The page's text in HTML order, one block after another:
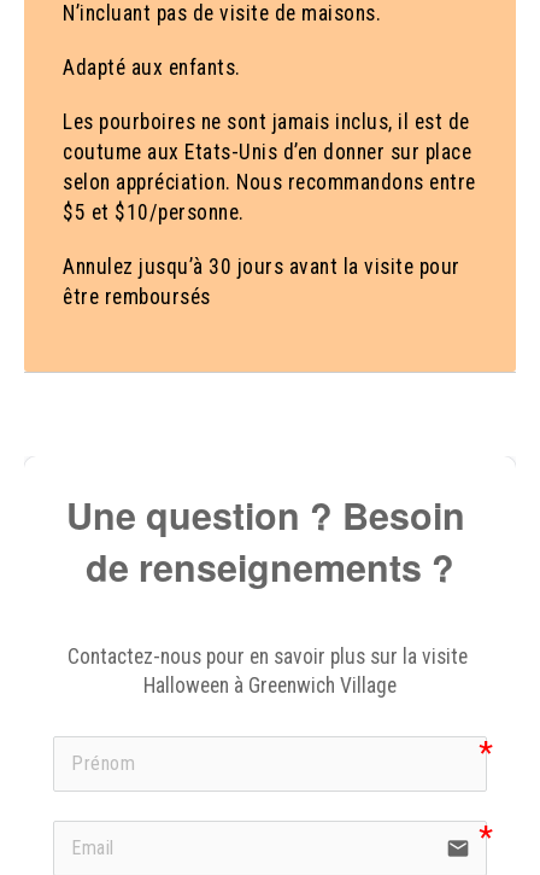
N’incluant pas de visite de maisons.
Adapté aux enfants.
Les pourboires ne sont jamais inclus, il est de
coutume aux Etats-Unis d’en donner sur place
selon appréciation. Nous recommandons entre
$5 et $10/personne.
Annulez jusqu’à 30 jours avant la visite pour
être remboursés
Une question ? Besoin
de renseignements ?
Contactez-nous pour en savoir plus sur la visite
Halloween à Greenwich Village
email